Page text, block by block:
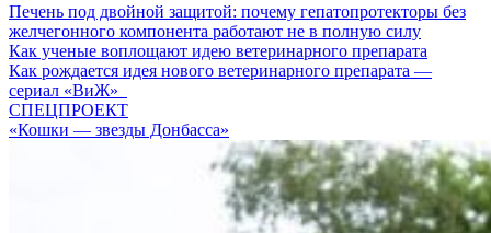
Печень под двойной защитой: почему гепатопротекторы без
желчегонного компонента работают не в полную силу
Как ученые воплощают идею ветеринарного препарата
Как рождается идея нового ветеринарного препарата —
сериал «ВиЖ»
СПЕЦПРОЕКТ
«Кошки — звезды Донбасса»